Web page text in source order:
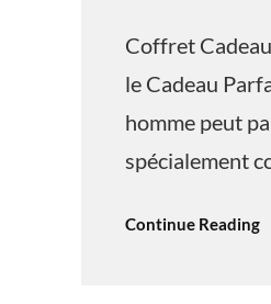
Coffret
le Cadeau
homme peut
spécialement
Continue Reading